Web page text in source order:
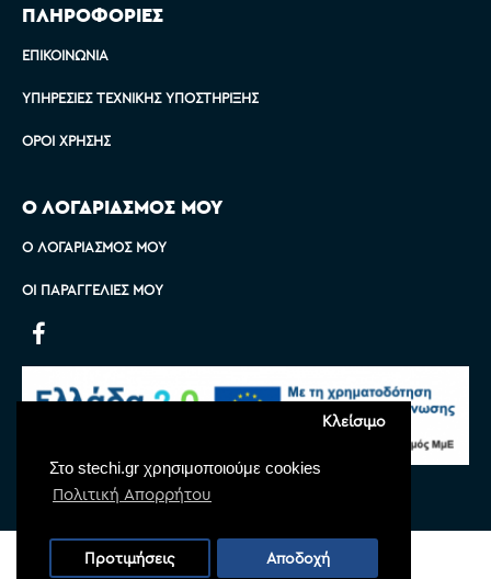
Στο stechi.gr χρησιμοποιούμε cookies
Πολιτική Απορρήτου
Κλείσιμο
Προτιμήσεις Αποδοχή
ΠΛΗΡΟΦΟΡΙΕΣ
ΕΠΙΚΟΙΝΩΝΊΑ
ΥΠΗΡΕΣΊΕΣ ΤΕΧΝΙΚΉΣ ΥΠΟΣΤΉΡΙΞΗΣ
ΌΡΟΙ ΧΡΉΣΗΣ
Ο ΛΟΓΑΡΙΑΣΜΟΣ ΜΟΥ
Ο ΛΟΓΑΡΙΑΣΜΌΣ ΜΟΥ
ΟΙ ΠΑΡΑΓΓΕΛΊΕΣ ΜΟΥ
Copyright © 2022 Stechi, All Rights Reserved
Powered by
Monoware Web